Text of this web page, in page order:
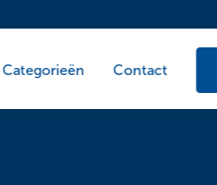
Categorieën Contact